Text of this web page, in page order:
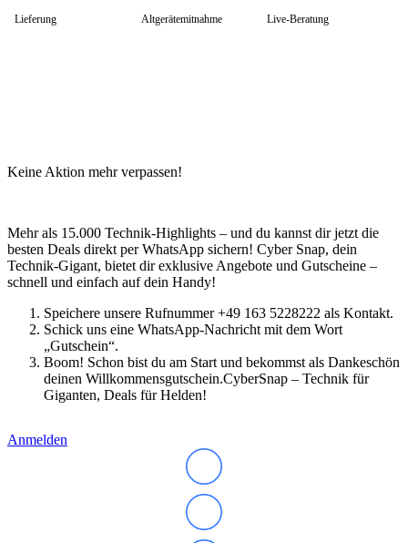
Lieferung Altgerätemitnahme Live-Beratung
Keine Aktion mehr verpassen!
Mehr als 15.000 Technik-Highlights – und du kannst dir jetzt die
besten Deals direkt per WhatsApp sichern! Cyber Snap, dein
Technik-Gigant, bietet dir exklusive Angebote und Gutscheine –
schnell und einfach auf dein Handy!
Speichere unsere Rufnummer +49 163 5228222 als Kontakt.
Schick uns eine WhatsApp-Nachricht mit dem Wort
„Gutschein“.
Boom! Schon bist du am Start und bekommst als Dankeschön
deinen Willkommensgutschein.CyberSnap – Technik für
Giganten, Deals für Helden!
Anmelden